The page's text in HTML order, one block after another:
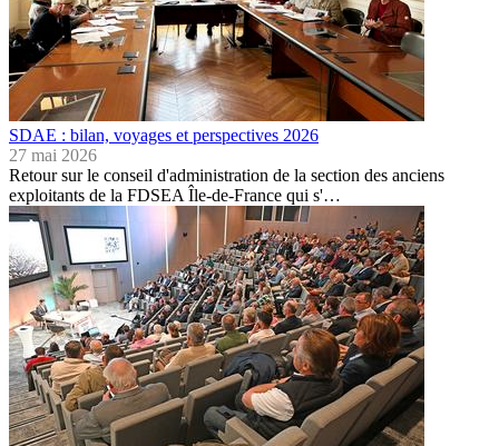
SDAE : bilan, voyages et perspectives 2026
27 mai 2026
Retour sur le conseil d'administration de la section des anciens
exploitants de la FDSEA Île-de-France qui s'…